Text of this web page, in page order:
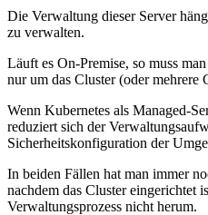
Die Verwaltung dieser Server
zu verwalten.
Läuft es On-Premise, so muss
nur um das Cluster (oder mehrere
Wenn Kubernetes als Managed-
reduziert sich der
Sicherheitskonfiguration der
In beiden Fällen hat man immer
nachdem das Cluster eingerichtet
Verwaltungsprozess nicht herum.